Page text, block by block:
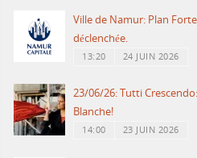
Ville de Namur: Plan
déclenchée.
13:20 24 JUIN 2026
23/06/26: Tutti
Blanche!
14:00 23 JUIN 2026